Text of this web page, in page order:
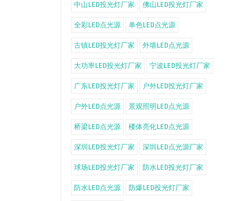
中山LED投光灯厂家 佛山LED投光灯厂家
全彩LED点光源 单色LED点光源
古镇LED投光灯厂家 外墙LED点光源
大功率LED投光灯厂家 宁波LED投光灯厂家
广东LED投光灯厂家 户外LED投光灯厂家
户外LED点光源 景观照明LED点光源
桥梁LED点光源 楼体亮化LED点光源
深圳LED投光灯厂家 深圳LED点光源厂家
球场LED投光灯厂家 防水LED投光灯厂家
防水LED点光源 防爆LED投光灯厂家